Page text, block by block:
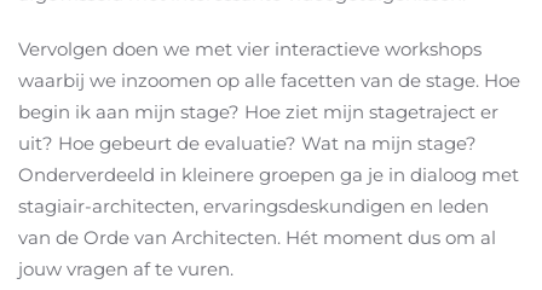
Vervolgen doen we met vier interactieve workshops
waarbij we inzoomen op alle facetten van de stage. Hoe
begin ik aan mijn stage? Hoe ziet mijn stagetraject er
uit? Hoe gebeurt de evaluatie? Wat na mijn stage?
Onderverdeeld in kleinere groepen ga je in dialoog met
stagiair-architecten, ervaringsdeskundigen en leden
van de Orde van Architecten. Hét moment dus om al
jouw vragen af te vuren.